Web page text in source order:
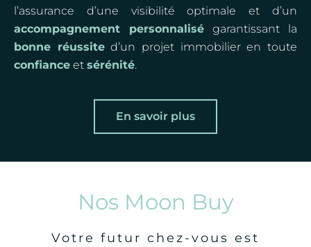
l’assurance d’une visibilité optimale et d’un
accompagnement personnalisé garantissant la
bonne réussited’un projet immobilier en toute
confiance et sérénité.
En savoir plus
Nos Moon Buy
Votre futur chez-vous est